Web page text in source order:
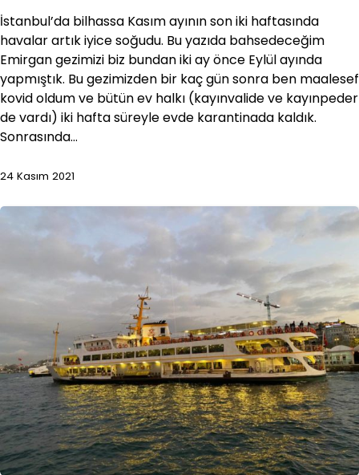
İstanbul’da bilhassa Kasım ayının son iki haftasında
havalar artık iyice soğudu. Bu yazıda bahsedeceğim
Emirgan gezimizi biz bundan iki ay önce Eylül ayında
yapmıştık. Bu gezimizden bir kaç gün sonra ben maalesef
kovid oldum ve bütün ev halkı (kayınvalide ve kayınpeder
de vardı) iki hafta süreyle evde karantinada kaldık.
Sonrasında…
24 Kasım 2021